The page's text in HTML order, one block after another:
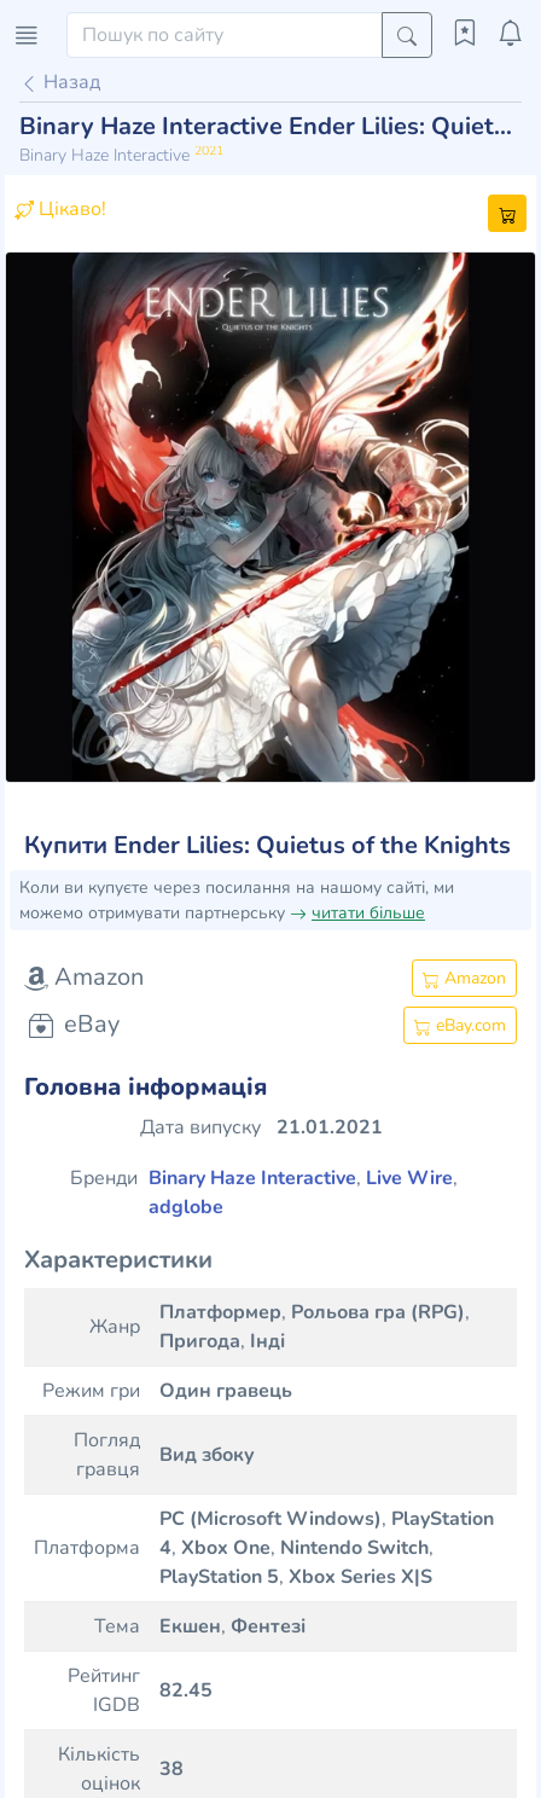
Назад
Binary Haze Interactive Ender Lilies: Quietus of the Knights
Binary Haze Interactive 2021
Цікаво!
Купити Ender Lilies: Quietus of the Knights
Коли ви купуєте через посилання на нашому сайті, ми
можемо отримувати партнерську
читати більше
Amazon Amazon
eBay eBay.com
Головна інформація
Дата випуску
21.01.2021
Бренди Binary Haze Interactive, Live Wire,
adglobe
Характеристики
Жанр
Платформер, Рольова гра (RPG),
Пригода, Інді
Режим гри
Один гравець
Погляд
гравця
Вид збоку
Платформа
PC (Microsoft Windows), PlayStation
4, Xbox One, Nintendo Switch,
PlayStation 5, Xbox Series X|S
Тема
Екшен, Фентезі
Рейтинг
IGDB
82.45
Кількість
оцінок
38